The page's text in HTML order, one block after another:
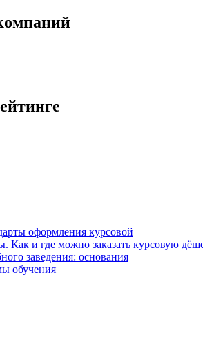
оформления курсовой
Как и где можно заказать курсовую
заведения: основания
обучения